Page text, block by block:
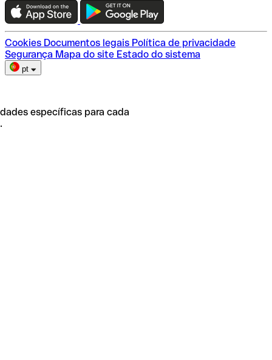
Escolha do plano
Cookies Documentos legais Política de privacidade
Segurança Mapa do site Estado do sistema
pt
específicas para cada